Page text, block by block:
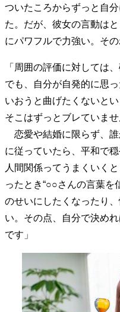
私を彩るエッセンス
70代のグランドデザイン
社会・カルチャー・マネー
地域とつながる/お金との付
ついたころからずっと自
た。だが、彼女の言動は
にパワフルで力強い。そ
「周囲の評価に対しては
でも、自分が自発的に思
いおうと曲げたくないと
そこはずっとブレていませ
恋愛や結婚に限らず、誰
に従っていたら、平和で
人間関係ってうまくいく
ったとき“○○さんの言葉を
のせいにしたくなったり
い。その点、自分で決め
です」